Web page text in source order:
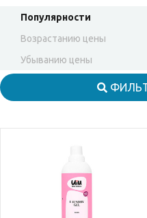
Популярности
Возрастанию цены
Убыванию цены